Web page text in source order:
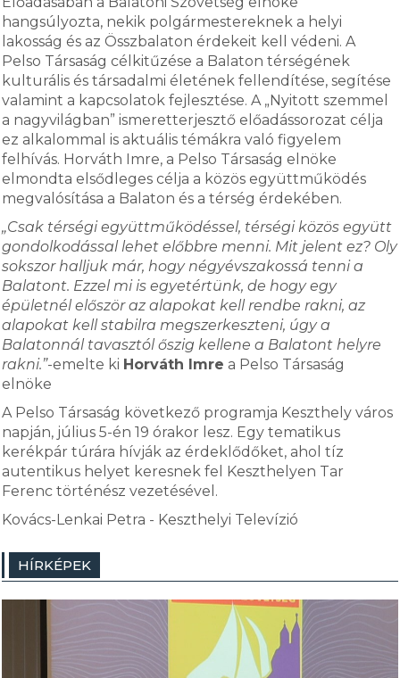
hangsúlyozta, nekik polgármestereknek a helyi
lakosság és az Összbalaton érdekeit kell védeni. A
Pelso Társaság célkitűzése a Balaton térségének
kulturális és társadalmi életének fellendítése, segítése
valamint a kapcsolatok fejlesztése. A „Nyitott szemmel
a nagyvilágban” ismeretterjesztő előadássorozat célja
ez alkalommal is aktuális témákra való figyelem
felhívás. Horváth Imre, a Pelso Társaság elnöke
elmondta elsődleges célja a közös együttműködés
megvalósítása a Balaton és a térség érdekében.
„Csak térségi együttműködéssel, térségi közös együtt
gondolkodással lehet előbbre menni. Mit jelent ez? Oly
sokszor halljuk már, hogy négyévszakossá tenni a
Balatont. Ezzel mi is egyetértünk, de hogy egy
épületnél először az alapokat kell rendbe rakni, az
alapokat kell stabilra megszerkeszteni, úgy a
Balatonnál tavasztól őszig kellene a Balatont helyre
rakni.”-emelte ki Horváth Imre a Pelso Társaság
elnöke
A Pelso Társaság következő programja Keszthely város
napján, július 5-én 19 órakor lesz. Egy tematikus
kerékpár túrára hívják az érdeklődőket, ahol tíz
autentikus helyet keresnek fel Keszthelyen Tar
Ferenc történész vezetésével.
Kovács-Lenkai Petra - Keszthelyi Televízió
HÍRKÉPEK